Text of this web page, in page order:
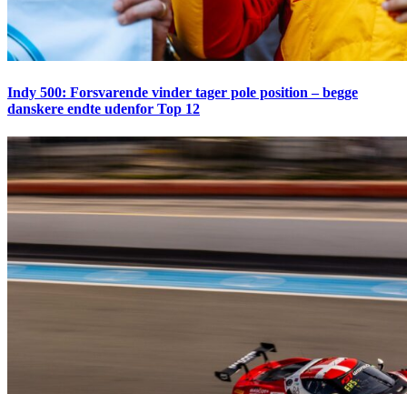
Indy 500: Forsvarende vinder tager pole position – begge
danskere endte udenfor Top 12